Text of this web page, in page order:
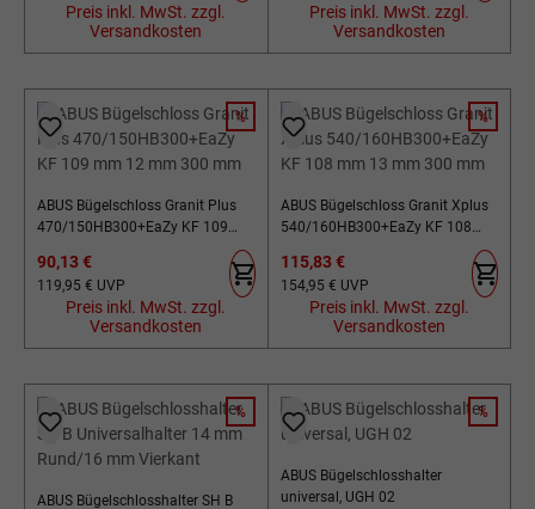
Preis inkl. MwSt. zzgl.
Versandkosten
Preis inkl. MwSt. zzgl.
Versandkosten
RABATT
%
ABUS Bügelschloss Granit Plus
470/150HB300+EaZy KF 109
Verkaufspreis:
90,13 €
Regulärer Preis:
119,95 € UVP
Preis inkl. MwSt. zzgl.
Versandkosten
RABATT
%
ABUS Bügelschloss Granit Xplus
540/160HB300+EaZy KF 108
Verkaufspreis:
115,83 €
Regulärer Preis:
154,95 € UVP
Preis inkl. MwSt. zzgl.
Versandkosten
RABATT
%
ABUS Bügelschlosshalter SH B
RABATT
%
ABUS Bügelschlosshalter
universal, UGH 02